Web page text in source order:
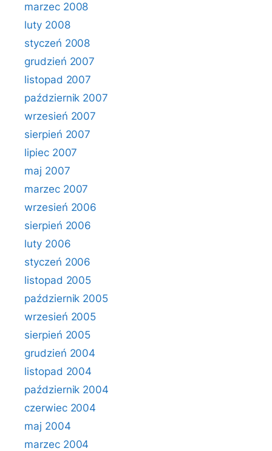
marzec 2008
luty 2008
styczeń 2008
grudzień 2007
listopad 2007
październik 2007
wrzesień 2007
sierpień 2007
lipiec 2007
maj 2007
marzec 2007
wrzesień 2006
sierpień 2006
luty 2006
styczeń 2006
listopad 2005
październik 2005
wrzesień 2005
sierpień 2005
grudzień 2004
listopad 2004
październik 2004
czerwiec 2004
maj 2004
marzec 2004